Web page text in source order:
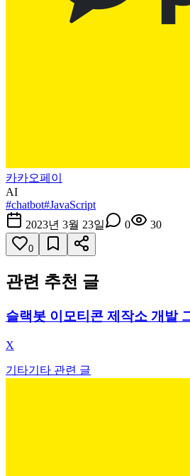
카카오페이
AI
#chatbot#JavaScript
2023년 3월 23일
0 30
0
관련 추천 글
슬랙봇 이모티콘 제작소 개발
X
기타기타 관련 글